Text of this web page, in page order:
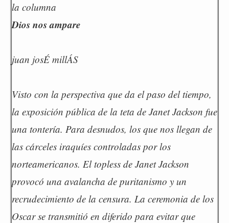
la columna
Dios nos ampare
juan josÉ millÁS
Visto con la perspectiva que da el paso del tiempo,
la exposición pública de la teta de Janet Jackson fue
una tontería. Para desnudos, los que nos llegan de
las cárceles iraquíes controladas por los
norteamericanos. El topless de Janet Jackson
provocó una avalancha de puritanismo y un
recrudecimiento de la censura. La ceremonia de los
Oscar se transmitió en diferido para evitar que